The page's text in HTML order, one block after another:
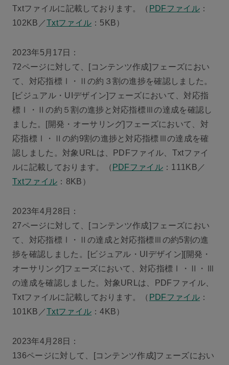
Txtファイルに記載しております。（ PDFファイル ：
102KB／Txtファイル ：5KB）
2023年5月17日：
72ページに対して、[コンテンツ作成]フェーズにおい
て、対応指標Ⅰ・Ⅱの約３割の進捗を確認しました。
[ビジュアル・UIデザイン]フェーズにおいて、対応指
標Ⅰ・Ⅱの約５割の進捗と対応指標Ⅲの達成を確認し
ました。[開発・オーサリング]フェーズにおいて、対
応指標Ⅰ・Ⅱの約9割の進捗と対応指標Ⅲの達成を確
認しました。対象URLは、PDFファイル、Txtファイ
ルに記載しております。（ PDFファイル ：111KB／
Txtファイル ：8KB）
2023年4月28日：
27ページに対して、[コンテンツ作成]フェーズにおい
て、対応指標Ⅰ・Ⅱの達成と対応指標Ⅲの約5割の進
捗を確認しました。[ビジュアル・UIデザイン][開発・
オーサリング]フェーズにおいて、対応指標Ⅰ・Ⅱ・Ⅲ
の達成を確認しました。対象URLは、PDFファイル、
Txtファイルに記載しております。（ PDFファイル ：
101KB／Txtファイル ：4KB）
2023年4月28日：
136ページに対して、[コンテンツ作成]フェーズにおい